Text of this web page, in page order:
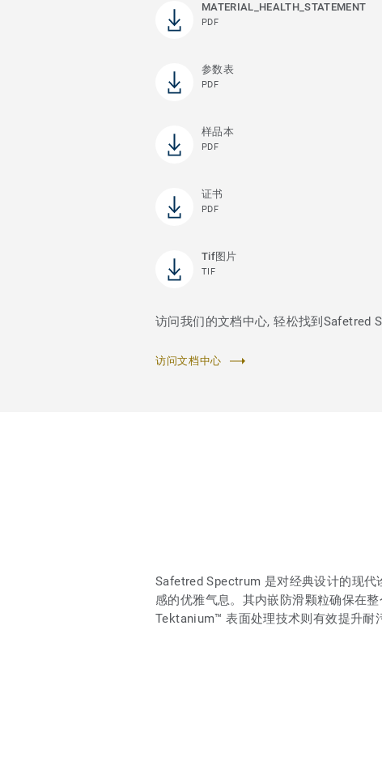
MATERIAL_HEALTH_STATEMENT
PDF
参数表
PDF
样品本
PDF
证书
PDF
Tif图片
TIF
访问我们的文档中心, 轻松找到Safetred
访问文档中心
Safetred Spectrum 是对经典设计的现
感的优雅气息。其内嵌防滑颗粒确保在
Tektanium™ 表面处理技术则有效提升耐